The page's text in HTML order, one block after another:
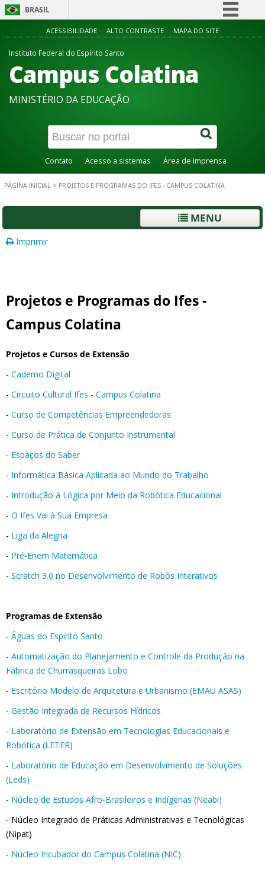
BRASIL
Simplifique!
Acesso à informação
Canais
ACESSIBILIDADE ALTO CONTRASTE MAPA DO SITE
Instituto Federal do Espírito Santo
Campus Colatina
MINISTÉRIO DA EDUCAÇÃO
Contato Acesso a sistemas Área de imprensa
PÁGINA INICIAL > PROJETOS E PROGRAMAS DO IFES - CAMPUS COLATINA
MENU
Imprimir
Projetos e Programas do Ifes -
Campus Colatina
Projetos e Cursos de Extensão
- Caderno Digital
- Circuito Cultural Ifes - Campus Colatina
- Curso de Competências Empreendedoras
- Curso de Prática de Conjunto Instrumental
- Espaços do Saber
- Informática Básica Aplicada ao Mundo do Trabalho
- Introdução à Lógica por Meio da Robótica Educacional
- O Ifes Vai à Sua Empresa
- Liga da Alegria
- Pré-Enem Matemática
- Scratch 3.0 no Desenvolvimento de Robôs Interativos
Programas de Extensão
- Águas do Espirito Santo
- Automatização do Planejamento e Controle da Produção na
Fábrica de Churrasqueiras Lobo
- Escritório Modelo de Arquitetura e Urbanismo (EMAU ASAS)
- Gestão Integrada de Recursos Hídricos
- Laboratório de Extensão em Tecnologias Educacionais e
Robótica (LETER)
- Laboratório de Educação em Desenvolvimento de Soluções
(Leds)
- Núcleo de Estudos Afro-Brasileiros e Indígenas (Neabi)
- Núcleo Integrado de Práticas Administrativas e Tecnológicas
(Nipat)
- Núcleo Incubador do Campus Colatina (NIC)